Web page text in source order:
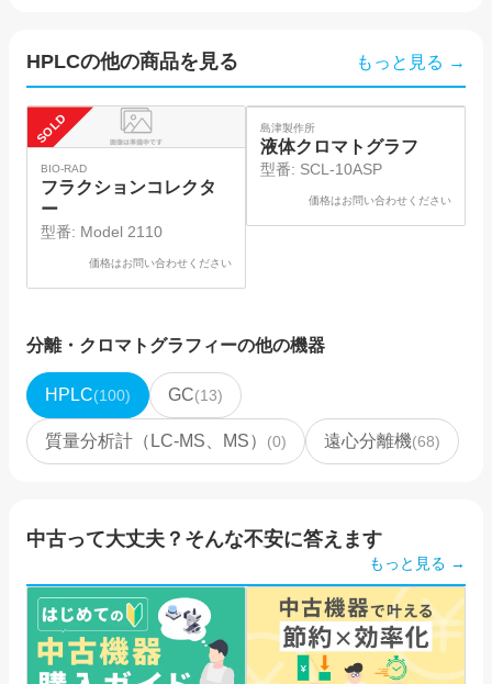
HPLCの他の商品を見る もっと見る →
SOLD
BIO-RAD
フラクションコレクタ
ー
型番: Model 2110
価格はお問い合わせください
SOLD
島津製作所
液体クロマトグラフ
型番: SCL-10ASP
価格はお問い合わせください
分離・クロマトグラフィーの他の機器
HPLC(100) GC(13)
質量分析計（LC-MS、MS） (0) 遠心分離機(68)
中古って大丈夫？そんな不安に答えます
もっと見る →